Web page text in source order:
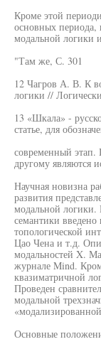
Кроме этой
основных периода,
модальной логики и
"Там же, С. 301
12 Чагров А. В. К
логики //
13 «Шкала» -
статье, для
современный этап.
другому являются
Научная новизна
развития
модальной
семантики
топологической
Цао Чена и т.д.
модальностей X.
журнале Mind.
квазиматричной
Проведен
модальной
Основные